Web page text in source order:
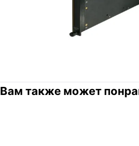
Вам также может